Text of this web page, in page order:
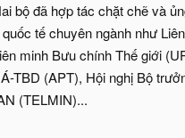
bộ đã hợp tác chặt chẽ và
tế chuyên ngành như
minh Bưu chính Thế giới
TBD (APT), Hội nghị Bộ
(TELMIN)...